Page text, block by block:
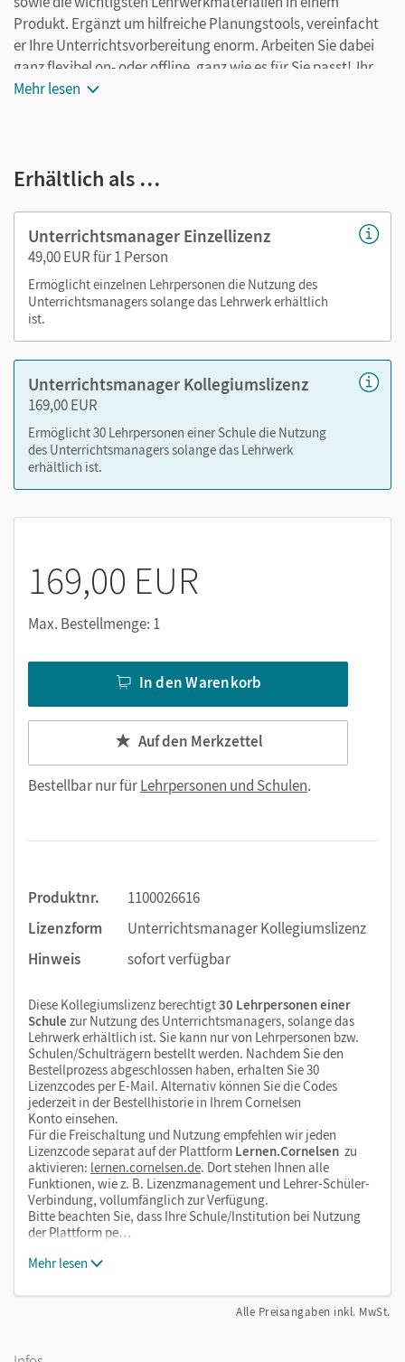
Produkt. Ergänzt um hilfreiche Planungstools, vereinfacht
er Ihre Unterrichtsvorbereitung enorm. Arbeiten Sie dabei
ganz flexibel on- oder offline, ganz wie es für Sie passt! Ihr
Unterrichtsmanager enthält alle wichtigen
E-Book
alle Audio- und Videosequenzen des Schulbuchs und
des Arbeitsheftes
die Handreichungen für den Unterricht (inkl.
Transkripte der Audio- und Videosequenzen, der
Lösungen zu Aufgaben des Schulbuchs, editierbarer
Nutzen Sie den Unterrichtsmanager auf lernen.cornelsen.de
oder über die Cornelsen Lernen App.
Mehr lesen
Erhältlich als …
Unterrichtsmanager Einzellizenz
49,00 EUR für 1 Person
Ermöglicht einzelnen Lehrpersonen die Nutzung des
Unterrichtsmanagers solange das Lehrwerk erhältlich
ist.
Unterrichtsmanager Kollegiumslizenz
169,00 EUR
Ermöglicht 30 Lehrpersonen einer Schule die Nutzung
des Unterrichtsmanagers solange das Lehrwerk
erhältlich ist.
169,00 EUR
Max. Bestellmenge: 1
In den Warenkorb
Auf den Merkzettel
Bestellbar nur fürLehrpersonen und Schulen.
Produktnr.
1100026616
Lizenzform
Unterrichtsmanager Kollegiumslizenz
Hinweis
sofort verfügbar
Diese Kollegiumslizenz berechtigt30 Lehrpersonen einer
Schule zur Nutzung des Unterrichtsmanagers, solange das
Lehrwerk erhältlich ist. Sie kann nur von Lehrpersonen bzw.
Schulen/Schulträgern bestellt werden. Nachdem Sie den
Bestellprozess abgeschlossen haben, erhalten Sie 30
Lizenzcodes per E-Mail. Alternativ können Sie die Codes
jederzeit in der Bestellhistorie in Ihrem Cornelsen
Konto einsehen.
Für die Freischaltung und Nutzung empfehlen wir jeden
Lizenzcode separat auf der Plattform Lernen.Cornelsen zu
aktivieren: lernen.cornelsen.de. Dort stehen Ihnen alle
Funktionen, wie z. B. Lizenzmanagement und Lehrer-Schüler-
Verbindung, vollumfänglich zur Verfügung.
Bitte beachten Sie, dass Ihre Schule/Institution bei Nutzung
der Plattform pe…
Mehr lesen
Alle Preisangaben inkl. MwSt.